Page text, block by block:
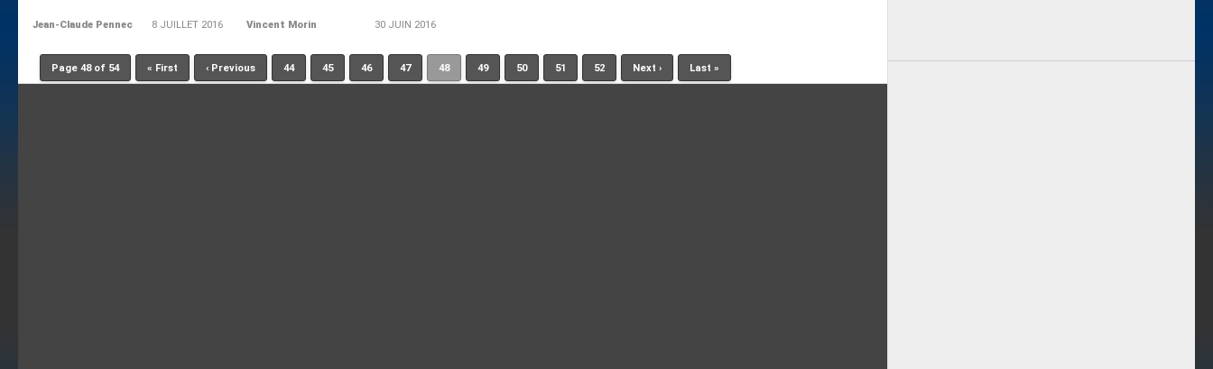
Jean-Claude Pennec 8 JUILLET 2016 Vincent Morin 30 JUIN 2016
Page 48 of 54 « First ‹ Previous 44 45 46 47 48 49 50 51 52 Next › Last »